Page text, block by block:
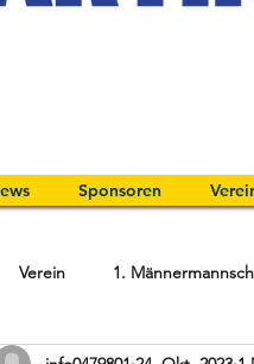
Sponsoren
Verein 1.